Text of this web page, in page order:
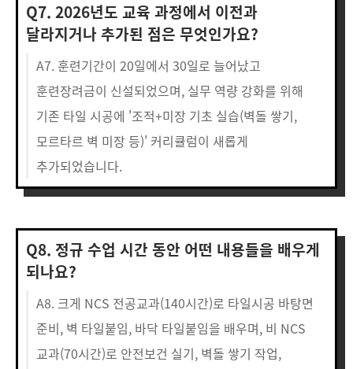
Q7. 2026년도 교육 과정에서 이전과
달라지거나 추가된 점은 무엇인가요?
A7. 훈련기간이 20일에서 30일로 늘어났고
훈련장려금이 신설되었으며, 실무 역량 강화를 위해
기존 타일 시공에 '조적+미장 기초 실습(벽돌 쌓기,
모르타르 벽 미장 등)' 커리큘럼이 새롭게
추가되었습니다.
Q8. 정규 수업 시간 동안 어떤 내용들을 배우게
되나요?
A8. 크게 NCS 전공교과(140시간)로 타일시공 바탕면
준비, 벽 타일붙임, 바닥 타일붙임을 배우며, 비 NCS
교과(70시간)로 안전보건 실기, 벽돌 쌓기 작업,